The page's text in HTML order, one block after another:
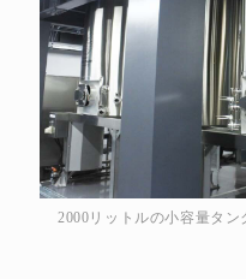
2000リットルの小容量タン